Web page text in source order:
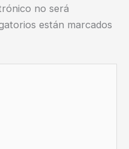
no será
están marcados